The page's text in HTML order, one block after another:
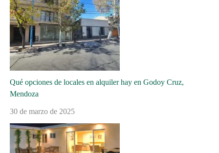
Qué opciones de locales en alquiler hay en Godoy Cruz,
Mendoza
30 de marzo de 2025